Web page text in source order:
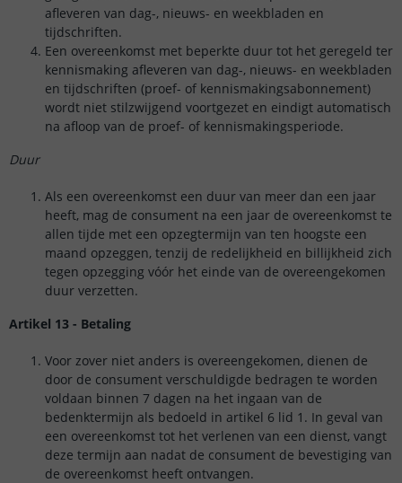
afleveren van dag-, nieuws- en weekbladen en
tijdschriften.
Een overeenkomst met beperkte duur tot het geregeld ter
kennismaking afleveren van dag-, nieuws- en weekbladen
en tijdschriften (proef- of kennismakingsabonnement)
wordt niet stilzwijgend voortgezet en eindigt automatisch
na afloop van de proef- of kennismakingsperiode.
Duur
Als een overeenkomst een duur van meer dan een jaar
heeft, mag de consument na een jaar de overeenkomst te
allen tijde met een opzegtermijn van ten hoogste een
maand opzeggen, tenzij de redelijkheid en billijkheid zich
tegen opzegging vóór het einde van de overeengekomen
duur verzetten.
Artikel 13 - Betaling
Voor zover niet anders is overeengekomen, dienen de
door de consument verschuldigde bedragen te worden
voldaan binnen 7 dagen na het ingaan van de
bedenktermijn als bedoeld in artikel 6 lid 1. In geval van
een overeenkomst tot het verlenen van een dienst, vangt
deze termijn aan nadat de consument de bevestiging van
de overeenkomst heeft ontvangen.